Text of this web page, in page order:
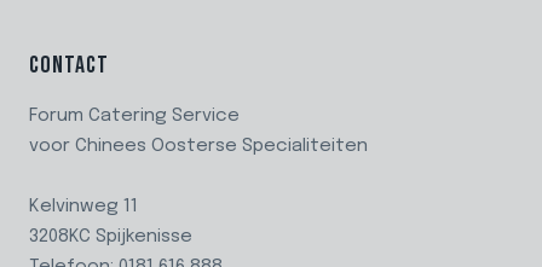
CONTACT
Forum Catering Service
voor Chinees Oosterse Specialiteiten
Kelvinweg 11
3208KC Spijkenisse